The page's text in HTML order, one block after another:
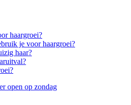
haargroei?
je voor haargroei?
haar?
open op zondag